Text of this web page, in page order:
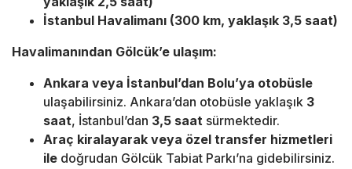
İstanbul Havalimanı (300 km, yaklaşık 3,5 saat)
Havalimanından Gölcük’e ulaşım:
Ankara veya İstanbul’dan Bolu’ya otobüsle
ulaşabilirsiniz. Ankara’dan otobüsle yaklaşık 3
saat, İstanbul’dan 3,5 saat sürmektedir.
Araç kiralayarak veya özel transfer hizmetleri
ile doğrudan Gölcük Tabiat Parkı’na gidebilirsiniz.